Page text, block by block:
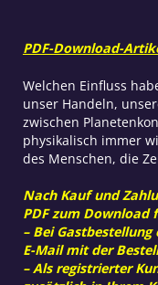
PDF-Download-
Welchen Einfluss
unser Handeln,
zwischen
physikalisch immer
des Menschen, die
Nach Kauf und
PDF zum Download
– Bei
E-Mail mit der
– Als registrierter